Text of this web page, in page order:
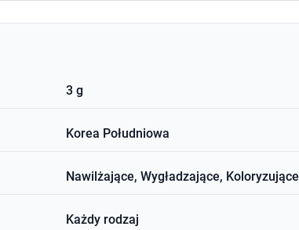
3 g
Korea Południowa
Nawilżające, Wygładzające, Koloryzujące
Każdy rodzaj